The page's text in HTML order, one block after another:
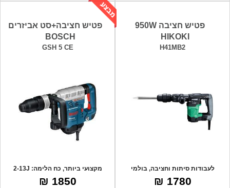
פטיש חציבה 950W
HIKOKI
H41MB2
לעבודות סיתות וחציבה, בולמי
זעזועים, קומ
1780 ₪
פטיש חציבה+סט אביזרים
BOSCH
GSH 5 CE
מקצועי ביותר, כח הלימה: 2-13J
ג'אול, נעי
1850 ₪